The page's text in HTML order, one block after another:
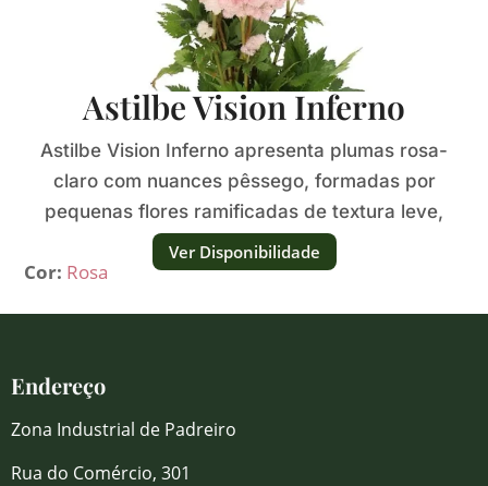
Astilbe Vision Inferno
Astilbe Vision Inferno apresenta plumas rosa-
claro com nuances pêssego, formadas por
pequenas flores ramificadas de textura leve,
macia e luminosa.
Cor: Rosa
Ver Disponibilidade
Endereço
Zona Industrial de Padreiro
Rua do Comércio, 301